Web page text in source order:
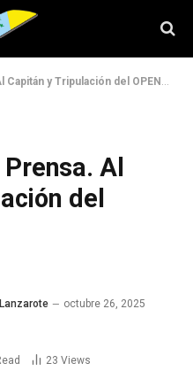
y Tripulación del OPEN ARMS
Al
del
octubre 26, 2025
23 Views